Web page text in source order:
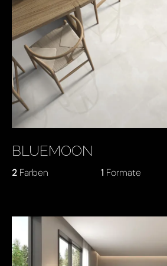
BLUEMOON
2 Farben 1 Formate